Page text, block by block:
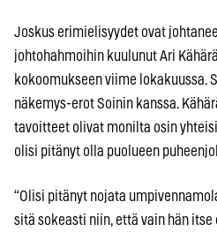
Joskus erimielisyydet ovat
johtohahmoihin kuulunut Ari
kokoomukseen viime lokakuussa.
näkemys-erot Soinin kanssa.
tavoitteet olivat monilta osin
olisi pitänyt olla puolueen
“Olisi pitänyt nojata
sitä sokeasti niin, että vain hän